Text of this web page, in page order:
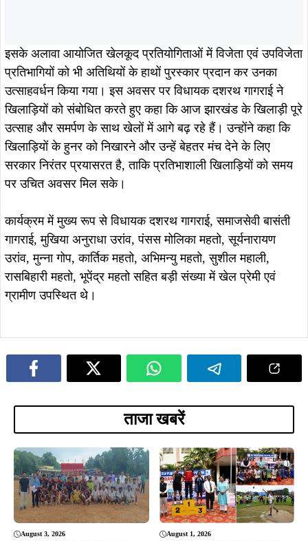
इसके अलावा आयोजित खेलकूद प्रतियोगिताओं में विजेता एवं उपविजेता
प्रतिभागियों को भी अतिथियों के हाथों पुरस्कार प्रदान कर उनका
उत्साहवर्धन किया गया। इस अवसर पर विधायक दशरथ गागराई ने
खिलाड़ियों को संबोधित करते हुए कहा कि आज झारखंड के खिलाड़ी पूरे
उत्साह और समर्पण के साथ खेलों में आगे बढ़ रहे हैं। उन्होंने कहा कि
खिलाड़ियों के हुनर को निखारने और उन्हें बेहतर मंच देने के लिए
सरकार निरंतर प्रयासरत है, ताकि प्रतिभाशाली खिलाड़ियों को समय
पर उचित अवसर मिल सके।
कार्यक्रम में मुख्य रूप से विधायक दशरथ गागराई, समाजसेवी बासंती
गागराई, मुखिया अनुराधा उरांव, पंसस मोलिका महतो, सूर्यनारायण
उरांव, मुन्ना गोप, कार्तिक महतो, अभिमन्यु महतो, सुशील महाली,
रासबिहारी महतो, भूपेंद्र महतो सहित बड़ी संख्या में खेल प्रेमी एवं
ग्रामीण उपस्थित थे।
ताजा खबरें
August 3, 2026 August 1, 2026